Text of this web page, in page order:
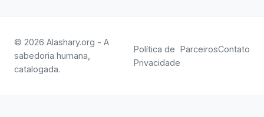
© 2026 Alashary.org - A
sabedoria humana,
catalogada.
Política de
Privacidade
ParceirosContato